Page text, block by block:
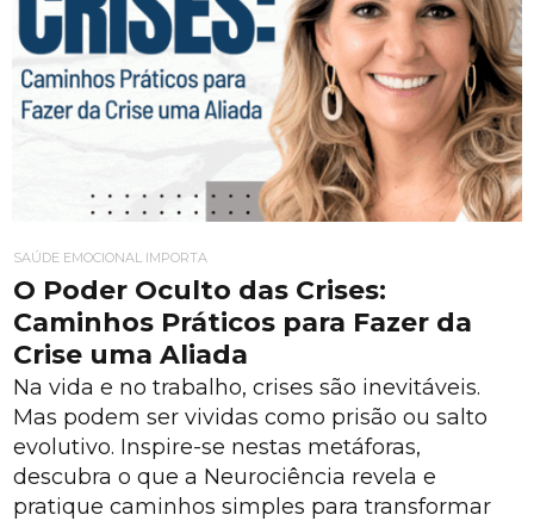
SAÚDE EMOCIONAL IMPORTA
O Poder Oculto das Crises:
Caminhos Práticos para Fazer da
Crise uma Aliada
Na vida e no trabalho, crises são inevitáveis.
Mas podem ser vividas como prisão ou salto
evolutivo. Inspire-se nestas metáforas,
descubra o que a Neurociência revela e
pratique caminhos simples para transformar